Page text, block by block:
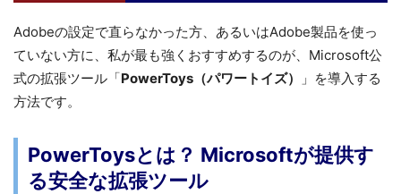
Adobeの設定で直らなかった方、あるいはAdobe製品を使っ
ていない方に、私が最も強くおすすめするのが、Microsoft公
式の拡張ツール「PowerToys（パワートイズ）
」を導入する
方法です。
PowerToysとは？ Microsoftが提供す
る安全な拡張ツール